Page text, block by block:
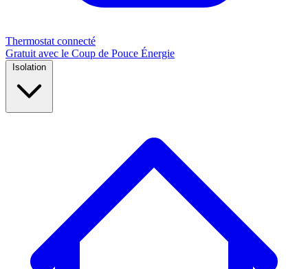
Thermostat connecté
Gratuit avec le Coup de Pouce Énergie